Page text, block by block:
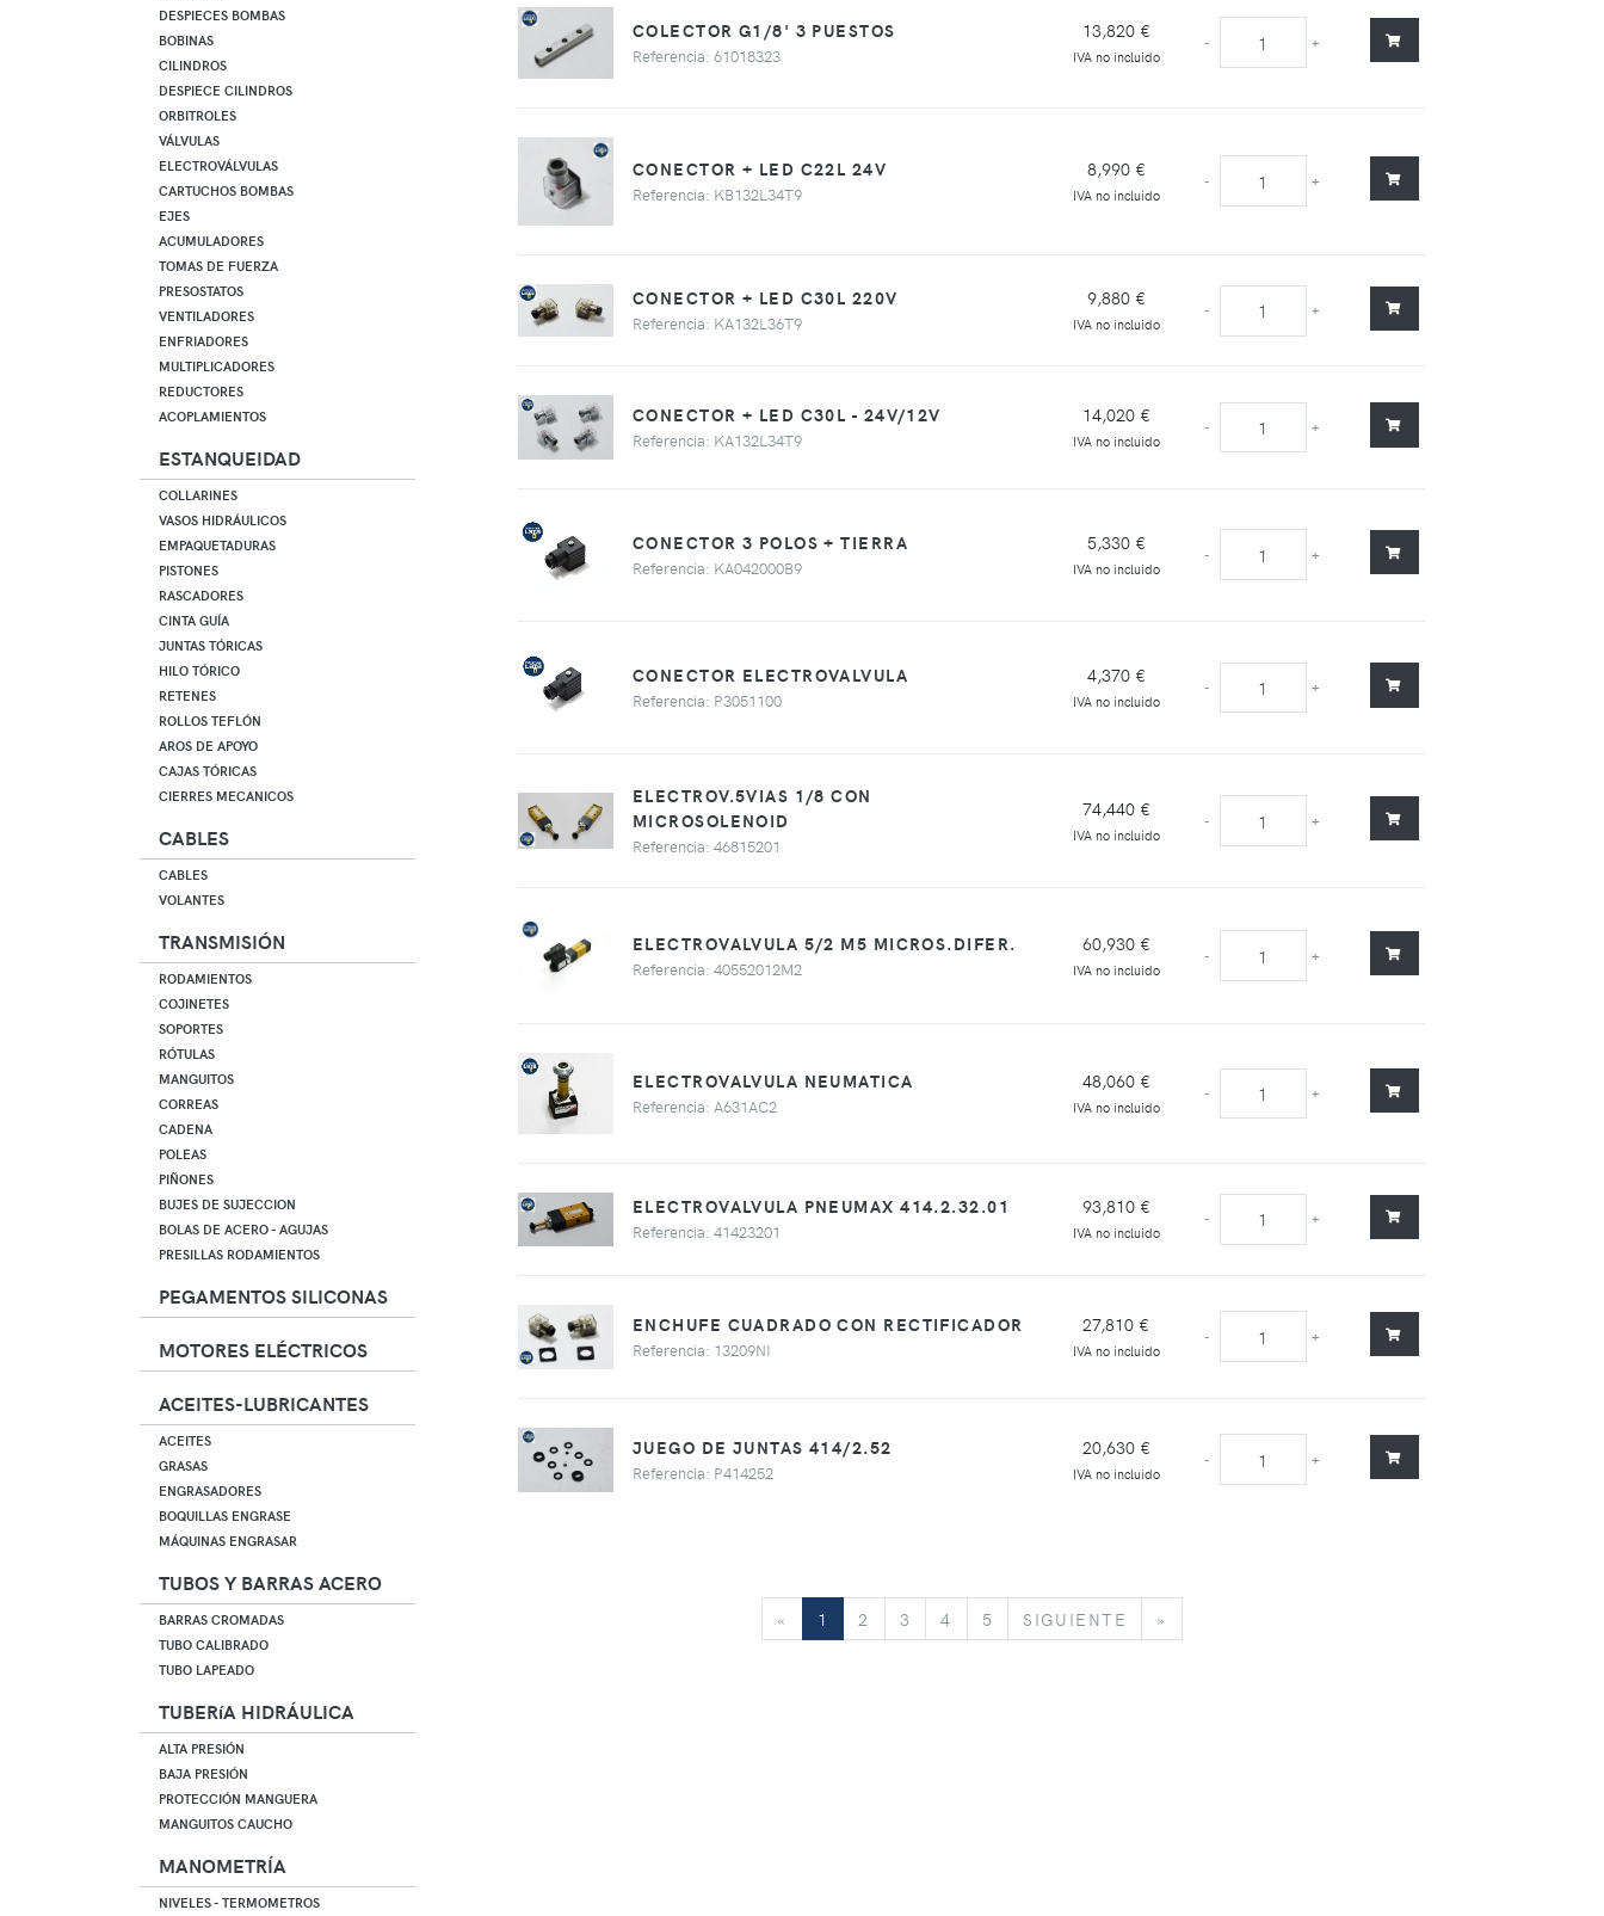
DESPIECES BOMBAS
BOBINAS
CILINDROS
DESPIECE CILINDROS
ORBITROLES
VÁLVULAS
ELECTROVÁLVULAS
CARTUCHOS BOMBAS
EJES
ACUMULADORES
TOMAS DE FUERZA
PRESOSTATOS
VENTILADORES
ENFRIADORES
MULTIPLICADORES
REDUCTORES
ACOPLAMIENTOS
ESTANQUEIDAD
COLLARINES
VASOS HIDRÁULICOS
EMPAQUETADURAS
PISTONES
RASCADORES
CINTA GUÍA
JUNTAS TÓRICAS
HILO TÓRICO
RETENES
ROLLOS TEFLÓN
AROS DE APOYO
CAJAS TÓRICAS
CIERRES MECANICOS
CABLES
CABLES
VOLANTES
TRANSMISIÓN
RODAMIENTOS
COJINETES
SOPORTES
RÓTULAS
MANGUITOS
CORREAS
CADENA
POLEAS
PIÑONES
BUJES DE SUJECCION
BOLAS DE ACERO - AGUJAS
PRESILLAS RODAMIENTOS
PEGAMENTOS SILICONAS
MOTORES ELÉCTRICOS
ACEITES-LUBRICANTES
ACEITES
GRASAS
ENGRASADORES
BOQUILLAS ENGRASE
MÁQUINAS ENGRASAR
TUBOS Y BARRAS ACERO
BARRAS CROMADAS
TUBO CALIBRADO
TUBO LAPEADO
TUBERíA HIDRÁULICA
ALTA PRESIÓN
BAJA PRESIÓN
PROTECCIÓN MANGUERA
MANGUITOS CAUCHO
MANOMETRÍA
NIVELES - TERMOMETROS
COLECTOR G1/8' 3 PUESTOS
Referencia: 61018323
13,820 €
IVA no incluido
- +
CONECTOR + LED C22L 24V
Referencia: KB132L34T9
8,990 €
IVA no incluido
- +
CONECTOR + LED C30L 220V
Referencia: KA132L36T9
9,880 €
IVA no incluido
- +
CONECTOR + LED C30L - 24V/12V
Referencia: KA132L34T9
14,020 €
IVA no incluido
- +
CONECTOR 3 POLOS + TIERRA
Referencia: KA042000B9
5,330 €
IVA no incluido
- +
CONECTOR ELECTROVALVULA
Referencia: P3051100
4,370 €
IVA no incluido
- +
ELECTROV.5VIAS 1/8 CON
MICROSOLENOID
Referencia: 46815201
74,440 €
IVA no incluido
- +
ELECTROVALVULA 5/2 M5 MICROS.DIFER.
Referencia: 40552012M2
60,930 €
IVA no incluido
- +
ELECTROVALVULA NEUMATICA
Referencia: A631AC2
48,060 €
IVA no incluido
- +
ELECTROVALVULA PNEUMAX 414.2.32.01
Referencia: 41423201
93,810 €
IVA no incluido
- +
ENCHUFE CUADRADO CON RECTIFICADOR
Referencia: 13209NI
27,810 €
IVA no incluido
- +
JUEGO DE JUNTAS 414/2.52
Referencia: P414252
20,630 €
IVA no incluido
- +
« 1 2 3 4 5 SIGUIENTE SIGUIENTE
»